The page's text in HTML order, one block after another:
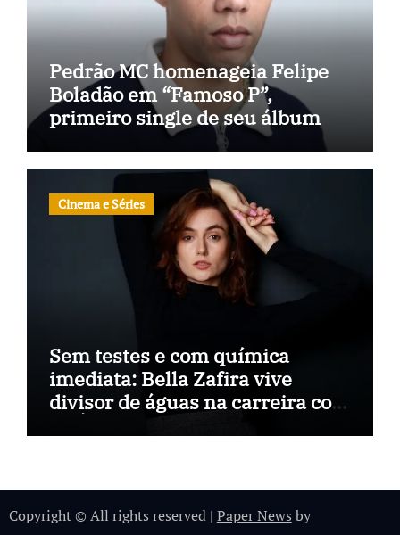
Pedrão MC homenageia Felipe
Boladão em “Famoso P”,
primeiro single de seu álbum
Cinema e Séries
Sem testes e com química
imediata: Bella Zafira vive
divisor de águas na carreira com
Copyright © All rights reserved | Paper News by